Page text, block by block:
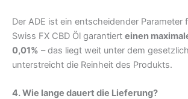
Der ADE ist ein entscheidender Parameter
Swiss FX CBD Öl garantiert einen
0,01% – das liegt weit unter dem
unterstreicht die Reinheit des Produkts.
4. Wie lange dauert die Lieferung?